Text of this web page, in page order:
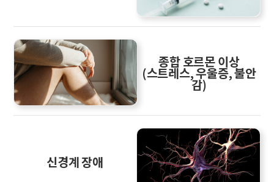
종합 호르몬 이상
(스트레스, 우울증, 불안
감)
신경계 장애